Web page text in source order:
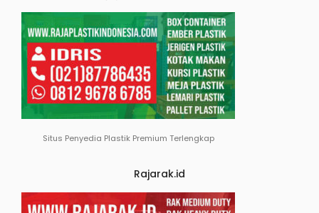
Situs Penyedia Plastik Premium Terlengkap
Rajarak.id